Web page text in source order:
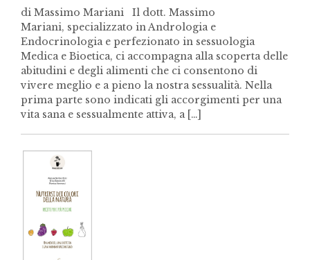
di Massimo Mariani Il dott. Massimo
Mariani, specializzato in Andrologia e
Endocrinologia e perfezionato in sessuologia
Medica e Bioetica, ci accompagna alla scoperta delle
abitudini e degli alimenti che ci consentono di
vivere meglio e a pieno la nostra sessualità. Nella
prima parte sono indicati gli accorgimenti per una
vita sana e sessualmente attiva, a […]